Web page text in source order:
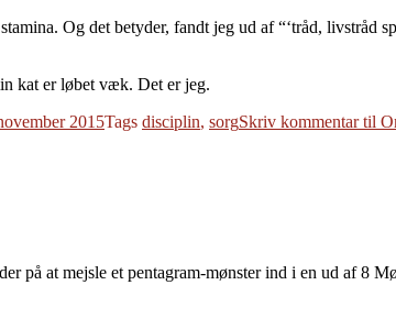
Og det betyder, fandt jeg ud af “‘tråd,
kat er løbet væk. Det er jeg.
2015Tags disciplin, sorgSkriv kommentartil
på at mejsle et pentagram-mønster ind i en ud af 8